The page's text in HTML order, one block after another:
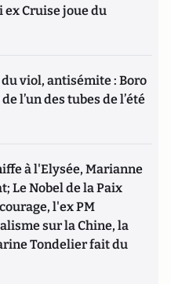
Cruise joue du
viol, antisémite : Boro
l’un des tubes de l’été
à l'Elysée, Marianne
Le Nobel de la Paix
l'ex PM
sur la Chine, la
Tondelier fait du